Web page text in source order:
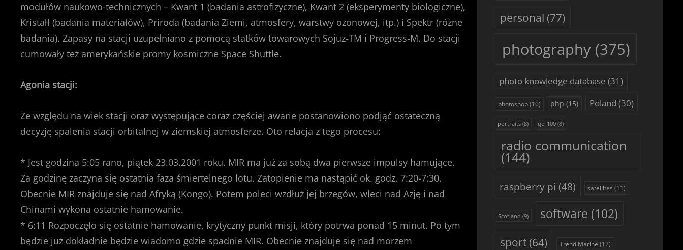
modułów naukowo-technicznych – Kwant 1 (badania astrofizyczne), Kwant 2 (eksperymenty biologiczne),
Kristałł (badania materiałów), Priroda (badania Ziemi, atmosfery, warstwy ozonowej, itp.) i Spektr (różne
badania). Zapasy na stacji uzupełniano z pomocą statków towarowych Sojuz-TM i Progress-M. Do stacji
cumowały też amerykańskie promy kosmiczne Space Shuttle.
Agonia stacji:
Ze względu na wiek stacji oraz występujące coraz częściej awarie postanowiono podjąć ostateczną
decyzję spalenia stacji orbitalnej w ziemskiej atmosferze. Oto relacja z tego procesu:
* Jest godzina 5:05 rano, piątek 23.03.2001 roku. MIR ma już za sobą dwa pierwsze impulsy hamujące.
Za godzinę zaczyna się ostatnia faza śmiertelnego lotu. Zatopienie ma nastąpić ok. godz. 7:20-7:30.
Obecnie MIR znajduje się nad Afryką (Kongo). Potem poleci wzdłuż jej brzegów, wleci nad Azję i nad
Chinami wykona ostatnie hamowanie.
* 6:11 Rozpoczęło się ostatnie hamowanie, krytyczny punkt misji, który potrwa ponad 15 minut. Po tym
będzie już dokładnie będzie wiadomo gdzie spadnie MIR. Obecnie znajduje się nad morzem
personal (77)
photography(375)
photo knowledge database (31)
photoshop(10) php (15) Poland (30)
portraits (8) qo-100(8)
radio communication
(144)
raspberry pi (48) satellites (11)
Scotland (9) software (102)
sport(64) Trend Marine (12)